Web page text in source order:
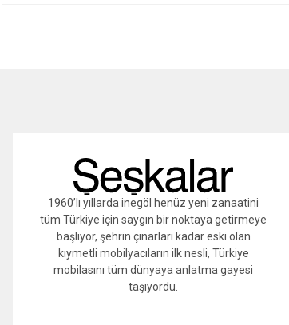
1960’lı yıllarda inegöl henüz yeni zanaatini
tüm Türkiye için saygın bir noktaya getirmeye
başlıyor, şehrin çınarları kadar eski olan
kıymetli mobilyacıların ilk nesli, Türkiye
mobilasını tüm dünyaya anlatma gayesi
taşıyordu.